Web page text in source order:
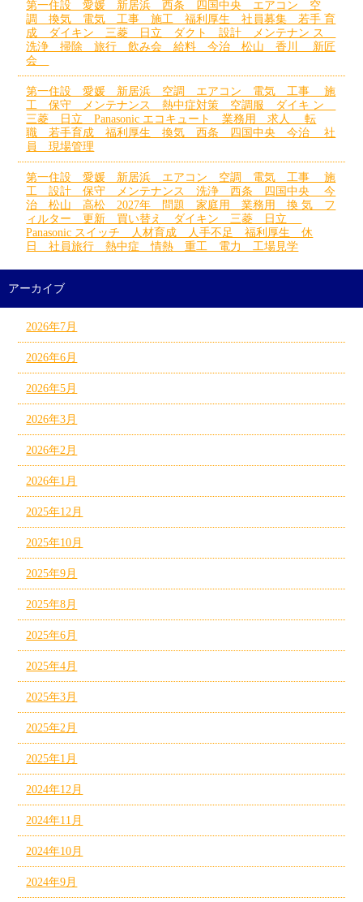
第一住設 愛媛 新居浜 西条 四国中央 エアコン 空
調 換気 電気 工事 施工 福利厚生 社員募集 若手 育
成 ダイキン 三菱 日立 ダクト 設計 メンテナン ス
洗浄 掃除 旅行 飲み会 給料 今治 松山 香川 新匠
会
第一住設 愛媛 新居浜 空調 エアコン 電気 工事 施
工 保守 メンテナンス 熱中症対策 空調服 ダイキ ン
三菱 日立 Panasonic エコキュート 業務用 求人 転
職 若手育成 福利厚生 換気 西条 四国中央 今治 社
員 現場管理
第一住設 愛媛 新居浜 エアコン 空調 電気 工事 施
工 設計 保守 メンテナンス 洗浄 西条 四国中央 今
治 松山 高松 2027年 問題 家庭用 業務用 換 気 フ
ィルター 更新 買い替え ダイキン 三菱 日立
Panasonic スイッチ 人材育成 人手不足 福利厚生 休
日 社員旅行 熱中症 情熱 重工 電力 工場見学
アーカイブ
2026年7月
2026年6月
2026年5月
2026年3月
2026年2月
2026年1月
2025年12月
2025年10月
2025年9月
2025年8月
2025年6月
2025年4月
2025年3月
2025年2月
2025年1月
2024年12月
2024年11月
2024年10月
2024年9月